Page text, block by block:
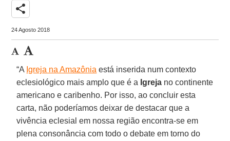
share
24 Agosto 2018
“A Igreja na Amazônia está inserida num contexto
eclesiológico mais amplo que é a Igreja no continente
americano e caribenho. Por isso, ao concluir esta
carta, não poderíamos deixar de destacar que a
vivência eclesial em nossa região encontra-se em
plena consonância com todo o debate em torno do